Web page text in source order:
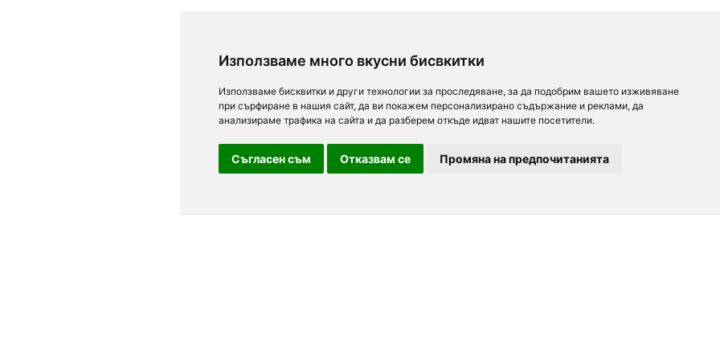
Използваме много вкусни бисвкитки
Използваме бисквитки и други технологии за проследяване, за да подобрим вашето изживяване
при сърфиране в нашия сайт, да ви покажем персонализирано съдържание и реклами, да
анализираме трафика на сайта и да разберем откъде идват нашите посетители.
Съгласен съм Отказвам се Промяна на предпочитанията